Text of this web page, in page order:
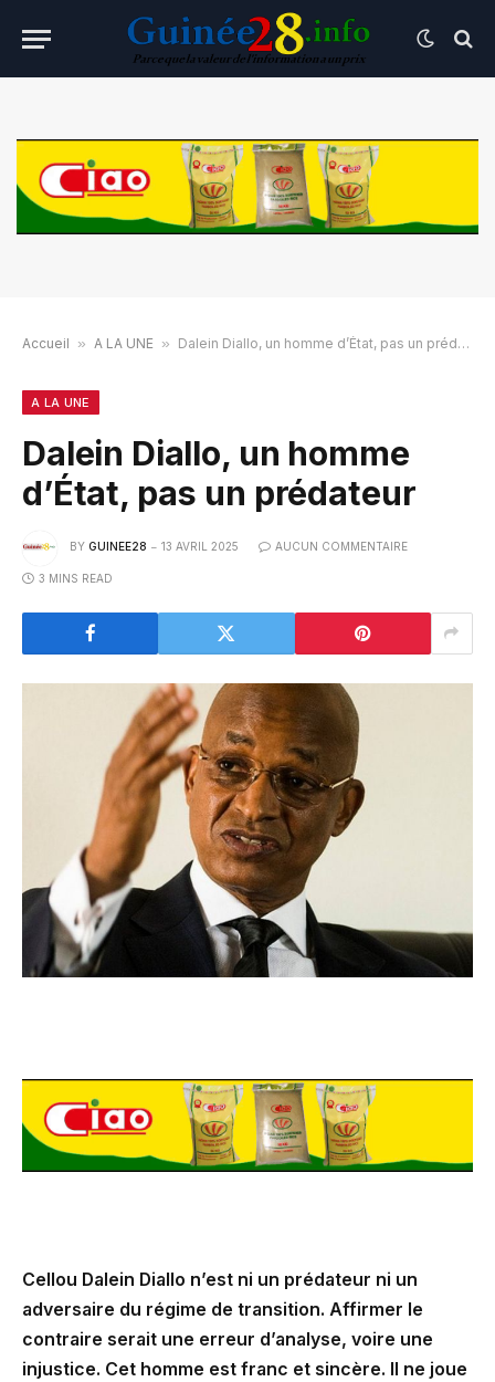
Accueil » A LA UNE » Dalein Diallo, un homme d’État, pas un prédateur
A LA UNE
Dalein Diallo, un homme
d’État, pas un prédateur
BY GUINEE28 13 AVRIL 2025 AUCUN COMMENTAIRE
3 MINS READ
Cellou Dalein Diallo n’est ni un prédateur ni un
adversaire du régime de transition. Affirmer le
contraire serait une erreur d’analyse, voire une
injustice. Cet homme est franc et sincère. Il ne joue